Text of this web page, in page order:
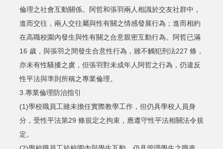
倫理之社會互動關係。阿哲和張羽兩人相識於交友社群中，
進而交往，兩人交往屬與性有關之情感發展行為；進而相約
在高職校園內發生與性有關之合意親密互動行為。阿哲已滿
16 歲，與張羽之間發生合意性行為，雖不觸犯刑法227 條，
亦未有性騷擾之虞，但張羽對未成年人阿哲之行為，仍違反
性平法與準則所稱之專業倫理。
3.專業倫理防治指引
(1)學校職員工雖未擔任實際教學工作，但仍具學校人員身
分，受性平法第29 條規定之拘束，應遵守性平法相關法令規
定。